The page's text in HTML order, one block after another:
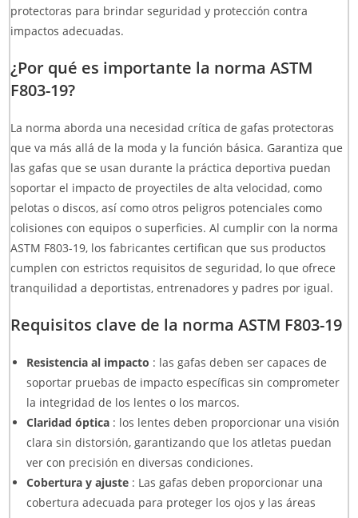
protectoras para brindar seguridad y protección contra
impactos adecuadas.
¿Por qué es importante la norma ASTM
F803-19?
La norma aborda una necesidad crítica de gafas protectoras
que va más allá de la moda y la función básica. Garantiza que
las gafas que se usan durante la práctica deportiva puedan
soportar el impacto de proyectiles de alta velocidad, como
pelotas o discos, así como otros peligros potenciales como
colisiones con equipos o superficies. Al cumplir con la norma
ASTM F803-19, los fabricantes certifican que sus productos
cumplen con estrictos requisitos de seguridad, lo que ofrece
tranquilidad a deportistas, entrenadores y padres por igual.
Requisitos clave de la norma ASTM F803-19
Resistencia al impacto : las gafas deben ser capaces de
soportar pruebas de impacto específicas sin comprometer
la integridad de los lentes o los marcos.
Claridad óptica : los lentes deben proporcionar una visión
clara sin distorsión, garantizando que los atletas puedan
ver con precisión en diversas condiciones.
Cobertura y ajuste : Las gafas deben proporcionar una
cobertura adecuada para proteger los ojos y las áreas